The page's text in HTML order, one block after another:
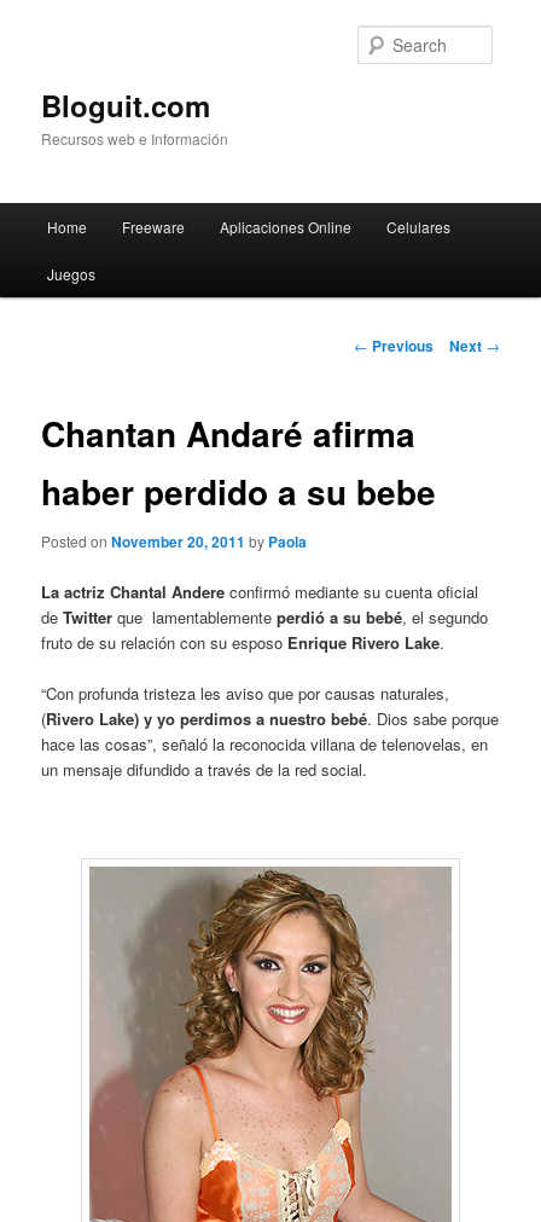
Bloguit.com
Recursos web e Información
Skip
to
Home Freeware Aplicaciones Online Celulares
Juegos
Post
← Previous Next →
Chantan Andaré afirma
haber perdido a su bebe
Posted onNovember 20, 2011 by Paola
La actriz Chantal Andere confirmó mediante su cuenta oficial
deTwitter que lamentablementeperdió a su bebé, el segundo
fruto de su relación con su esposo Enrique Rivero Lake.
“Con profunda tristeza les aviso que por causas naturales,
(Rivero Lake) y yo perdimos a nuestro bebé. Dios sabe porque
hace las cosas”, señaló la reconocida villana de telenovelas, en
un mensaje difundido a través de la red social.